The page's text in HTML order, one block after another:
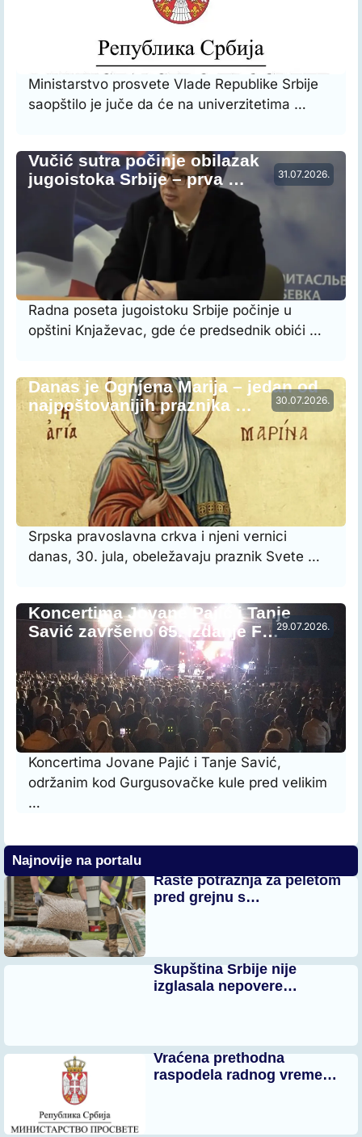
Ministarstvo prosvete Vlade Republike Srbije
saopštilo je juče da će na univerzitetima …
31.07.2026.
Vučić sutra počinje obilazak
jugoistoka Srbije – prva …
Radna poseta jugoistoku Srbije počinje u
opštini Knjaževac, gde će predsednik obići …
30.07.2026.
Danas je Ognjena Marija – jedan od
najpoštovanijih praznika …
Srpska pravoslavna crkva i njeni vernici
danas, 30. jula, obeležavaju praznik Svete …
29.07.2026.
Koncertima Jovane Pajić i Tanje
Savić završeno 65. izdanje F…
Koncertima Jovane Pajić i Tanje Savić,
održanim kod Gurgusovačke kule pred velikim
…
Najnovije na portalu
Raste potražnja za peletom
pred grejnu s…
Skupština Srbije nije
izglasala nepovere…
Vraćena prethodna
raspodela radnog vreme…